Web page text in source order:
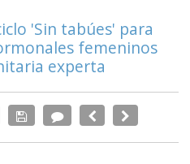
'Sin tabúes' para
femeninos
experta